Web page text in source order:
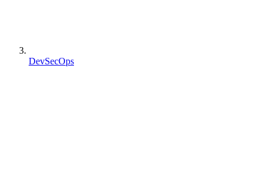
DevSecOps